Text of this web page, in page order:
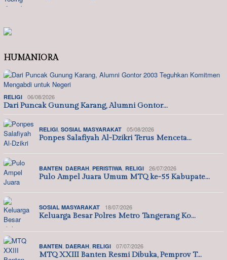
HUMANIORA
RELIGI 06/08/2026
Dari Puncak Gunung Karang, Alumni Gontor…
RELIGI SOSIAL MASYARAKAT 05/08/2026
Ponpes Salafiyah Al-Dzikri Terus Menceta…
BANTEN DAERAH PERISTIWA RELIGI 26/07/2026
Pulo Ampel Juara Umum MTQ ke-55 Kabupate…
SOSIAL MASYARAKAT 18/07/2026
Keluarga Besar Polres Metro Tangerang Ko…
BANTEN DAERAH RELIGI 07/07/2026
MTQ XXIII Banten Resmi Dibuka, Pemprov T…